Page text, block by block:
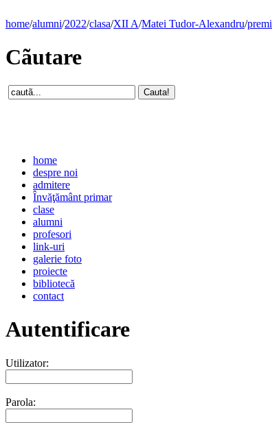
home/alumni/2022/clasa/XII A/Matei Tudor-Alexandru/
Cãutare
home
despre noi
admitere
Învăţământ primar
clase
alumni
profesori
link-uri
galerie foto
proiecte
bibliotecă
contact
Autentificare
Utilizator:
Parola: